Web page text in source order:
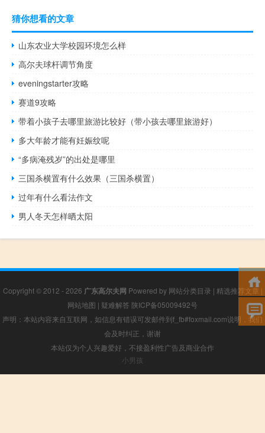
猜你想看的文章
山东农业大学校园环境怎么样
高尔夫球杆调节角度
eveningstarter攻略
赛道9攻略
带着小孩子去哪里旅游比较好（带小孩去哪里旅游好）
多大年龄才能有妊娠纹呢
“多病淹残岁”的出处是哪里
三国杀横置有什么效果（三国杀横置）
过年有什么看法作文
男人冬天怎样晒太阳
Copyright © 2012 - 2026 广东高尔夫网 Powered by 网站分类目录 | 精选推荐文章|
网站地图 | 疑难解答 陕ICP备05009492号
声明：本站内容来自互联网，如信息有错误可发邮件到f_fb#foxmail.com说明，我们
会及时纠正，谢谢
本站仅为个人兴趣爱好，不接盈利性广告及商业合作
小男孩